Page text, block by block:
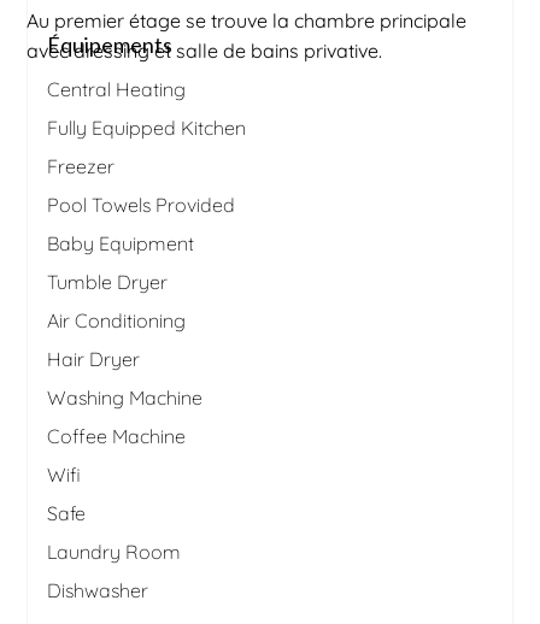
Au premier étage se trouve la chambre principale
avec dressing et salle de bains privative.
Équipements
Central Heating
Fully Equipped Kitchen
Freezer
Pool Towels Provided
Baby Equipment
Tumble Dryer
Air Conditioning
Hair Dryer
Washing Machine
Coffee Machine
Wifi
Safe
Laundry Room
Dishwasher